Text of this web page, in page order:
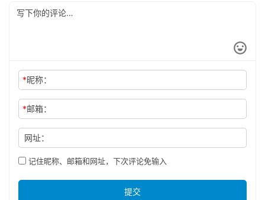
*昵称：
*邮箱：
网址：
记住昵称、邮箱和网址，下次评论免输入
提交